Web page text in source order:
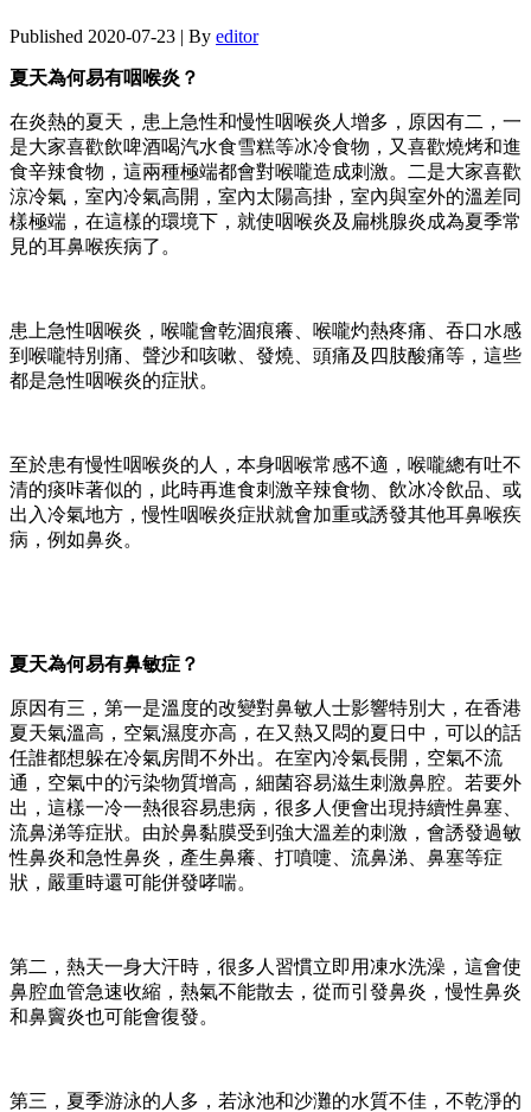
Published 2020-07-23 | By editor
夏天為何易有咽喉炎？
在炎熱的夏天，患上急性和慢性咽喉炎人增多，原因有二，一
是大家喜歡飲啤酒喝汽水食雪糕等冰冷食物，又喜歡燒烤和進
食辛辣食物，這兩種極端都會對喉嚨造成刺激。二是大家喜歡
涼冷氣，室內冷氣高開，室內太陽高掛，室內與室外的溫差同
樣極端，在這樣的環境下，就使咽喉炎及扁桃腺炎成為夏季常
見的耳鼻喉疾病了。
患上急性咽喉炎，喉嚨會乾涸痕癢、喉嚨灼熱疼痛、吞口水感
到喉嚨特別痛、聲沙和咳嗽、發燒、頭痛及四肢酸痛等，這些
都是急性咽喉炎的症狀。
至於患有慢性咽喉炎的人，本身咽喉常感不適，喉嚨總有吐不
清的痰咔著似的，此時再進食刺激辛辣食物、飲冰冷飲品、或
出入冷氣地方，慢性咽喉炎症狀就會加重或誘發其他耳鼻喉疾
病，例如鼻炎。
夏天為何易有鼻敏症？
原因有三，第一是溫度的改變對鼻敏人士影響特別大，在香港
夏天氣溫高，空氣濕度亦高，在又熱又悶的夏日中，可以的話
任誰都想躲在冷氣房間不外出。在室內冷氣長開，空氣不流
通，空氣中的污染物質增高，細菌容易滋生刺激鼻腔。若要外
出，這樣一冷一熱很容易患病，很多人便會出現持續性鼻塞、
流鼻涕等症狀。由於鼻黏膜受到強大溫差的刺激，會誘發過敏
性鼻炎和急性鼻炎，產生鼻癢、打噴嚏、流鼻涕、鼻塞等症
狀，嚴重時還可能併發哮喘。
第二，熱天一身大汗時，很多人習慣立即用凍水洗澡，這會使
鼻腔血管急速收縮，熱氣不能散去，從而引發鼻炎，慢性鼻炎
和鼻竇炎也可能會復發。
第三，夏季游泳的人多，若泳池和沙灘的水質不佳，不乾淨的